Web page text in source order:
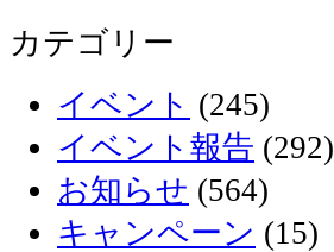
カテゴリー
イベント (245)
イベント報告 (292)
お知らせ (564)
キャンペーン (15)